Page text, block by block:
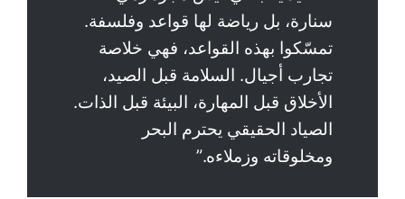
سنارة، بل رياضة لها قواعد وفلسفة.
تمسّكوا بهذه القواعد، فهي خلاصة
تجارب أجيال. السلامة قبل الصيد،
الأخلاق قبل المهارة، البيئة قبل الذات.
الصياد الحقيقي يحترم البحر
ومخلوقاته وزملاءه.”